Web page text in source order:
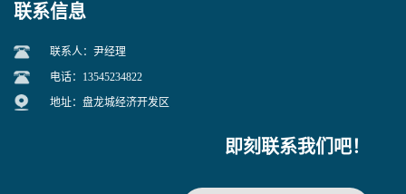
联系信息
联系人：尹经理
电话：13545234822
地址：盘龙城经济开发区
即刻联系我们吧！